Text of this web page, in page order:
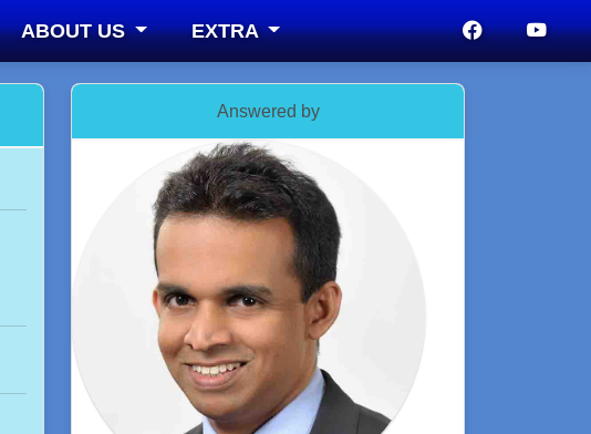
ABOUT US EXTRA
Answered by